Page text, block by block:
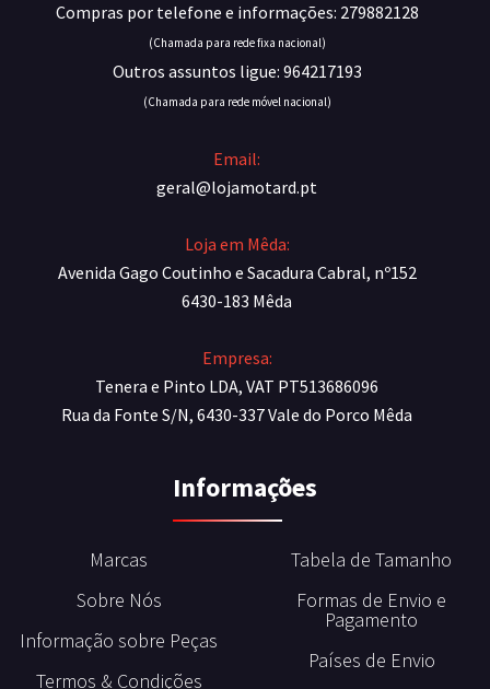
Compras por telefone e informações: 279882128
(Chamada para rede fixa nacional)
Outros assuntos ligue: 964217193
(Chamada para rede móvel nacional)
Email:
geral@lojamotard.pt
Loja em Mêda:
Avenida Gago Coutinho e Sacadura Cabral, nº152
6430-183 Mêda
Empresa:
Tenera e Pinto LDA, VAT PT513686096
Rua da Fonte S/N, 6430-337 Vale do Porco Mêda
Informações
Marcas
Sobre Nós
Informação sobre Peças
Termos & Condições
Tabela de Tamanho
Formas de Envio e
Pagamento
Países de Envio